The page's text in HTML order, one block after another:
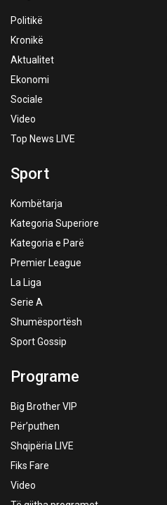
Politikë
Kronikë
Aktualitet
Ekonomi
Sociale
Video
Top News LIVE
Sport
Kombëtarja
Kategoria Superiore
Kategoria e Parë
Premier League
La Liga
Serie A
Shumësportësh
Sport Gossip
Programe
Big Brother VIP
Për’puthen
Shqipëria LIVE
Fiks Fare
Video